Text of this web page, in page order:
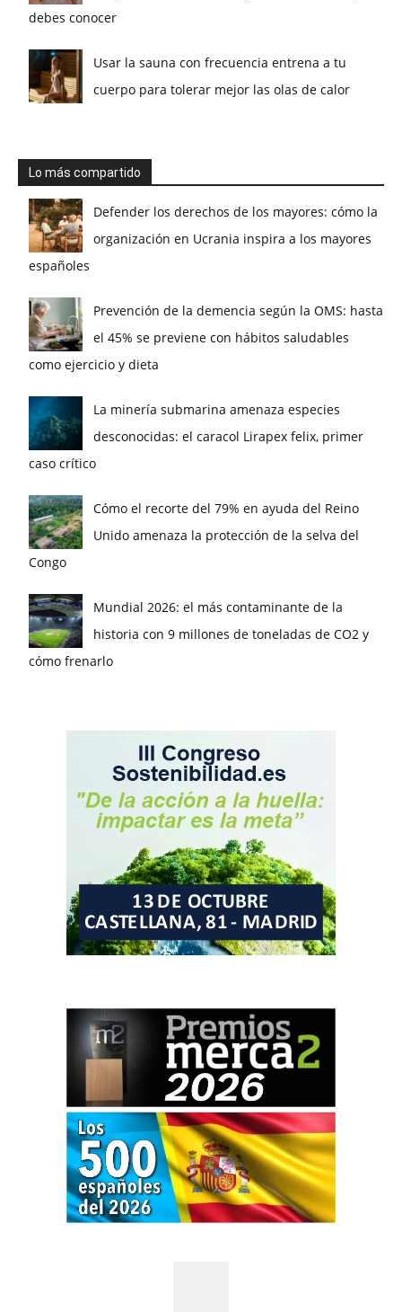
debes conocer
Usar la sauna con frecuencia entrena a tu
cuerpo para tolerar mejor las olas de calor
Lo más compartido
Defender los derechos de los mayores: cómo la
organización en Ucrania inspira a los mayores
españoles
Prevención de la demencia según la OMS: hasta
el 45% se previene con hábitos saludables
como ejercicio y dieta
La minería submarina amenaza especies
desconocidas: el caracol Lirapex felix, primer
caso crítico
Cómo el recorte del 79% en ayuda del Reino
Unido amenaza la protección de la selva del
Congo
Mundial 2026: el más contaminante de la
historia con 9 millones de toneladas de CO2 y
cómo frenarlo